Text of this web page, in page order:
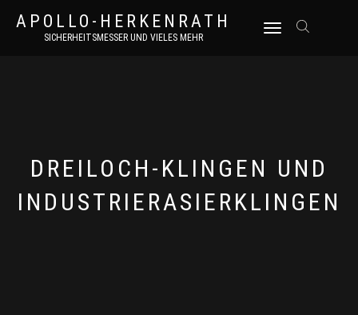
APOLLO-HERKENRATH
SICHERHEITSMESSER UND VIELES MEHR
NAVIGATION
DREILOCH-KLINGEN UND
INDUSTRIERASIERKLINGEN